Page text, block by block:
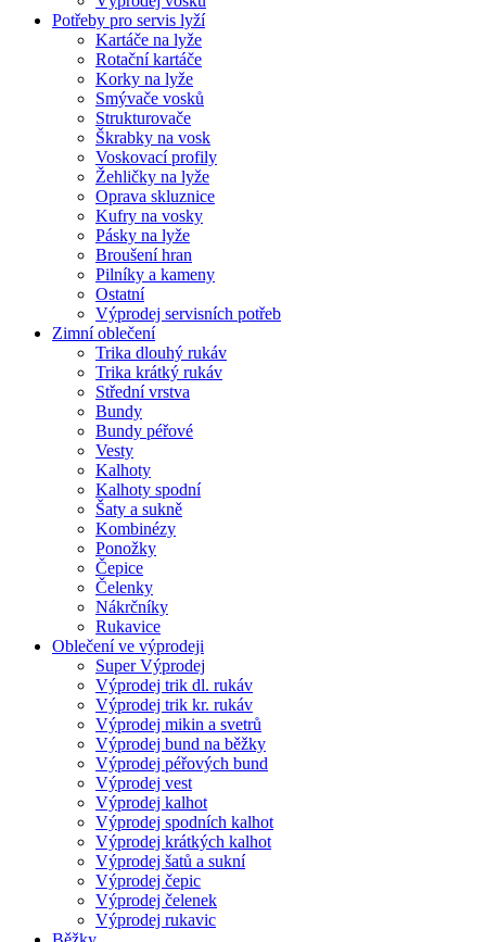
Potřeby pro servis lyží
Kartáče na lyže
Rotační kartáče
Korky na lyže
Smývače vosků
Strukturovače
Škrabky na vosk
Voskovací profily
Žehličky na lyže
Oprava skluznice
Kufry na vosky
Pásky na lyže
Broušení hran
Pilníky a kameny
Ostatní
Výprodej servisních potřeb
Zimní oblečení
Trika dlouhý rukáv
Trika krátký rukáv
Střední vrstva
Bundy
Bundy péřové
Vesty
Kalhoty
Kalhoty spodní
Šaty a sukně
Kombinézy
Ponožky
Čepice
Čelenky
Nákrčníky
Rukavice
Oblečení ve výprodeji
Super Výprodej
Výprodej trik dl. rukáv
Výprodej trik kr. rukáv
Výprodej mikin a svetrů
Výprodej bund na běžky
Výprodej péřových bund
Výprodej vest
Výprodej kalhot
Výprodej spodních kalhot
Výprodej krátkých kalhot
Výprodej šatů a sukní
Výprodej čepic
Výprodej čelenek
Výprodej rukavic